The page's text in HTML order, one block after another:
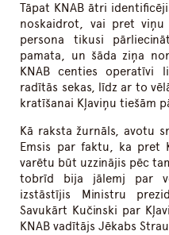
Tāpat KNAB ātri
noskaidrot, vai pret viņu
persona tikusi
pamata, un šāda ziņa
KNAB centies operatīvi
radītās sekas, līdz ar to
kratīšanai Kļaviņu tiešām
Kā raksta žurnāls, avotu
Emsis par faktu, ka pret
varētu būt uzzinājis pēc
tobrīd bija jālemj par
izstāstījis Ministru
Savukārt Kučinski par
KNAB vadītājs Jēkabs